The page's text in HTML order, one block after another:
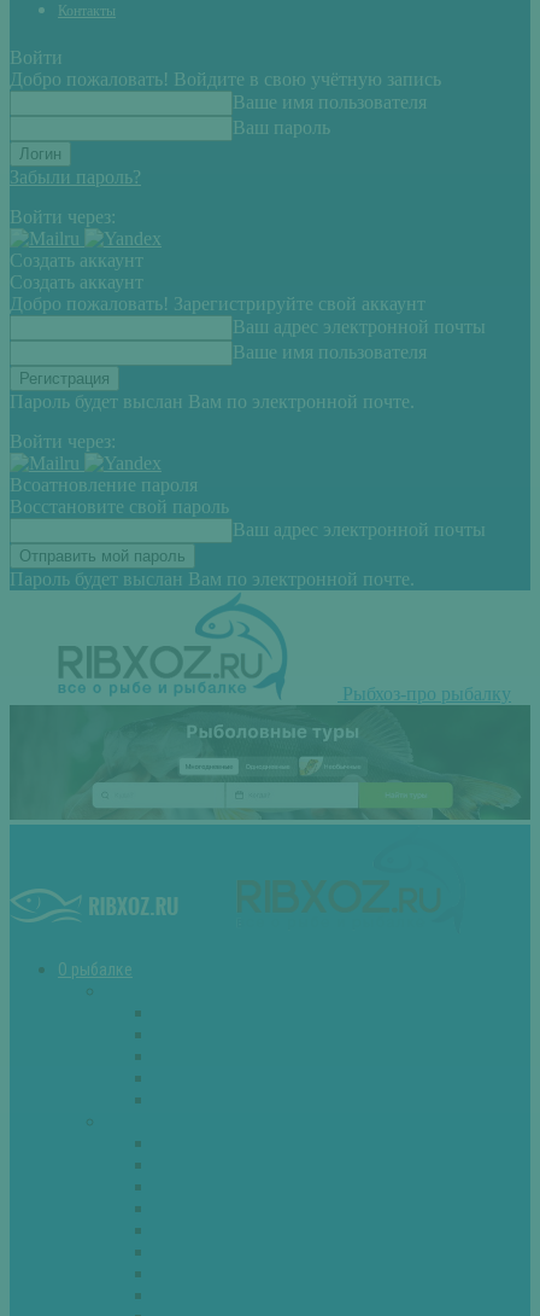
Контакты
Войти
Добро пожаловать! Войдите в свою учётную запись
Ваше имя пользователя
Ваш пароль
Забыли пароль?
Войти через:
Создать аккаунт
Создать аккаунт
Добро пожаловать! Зарегистрируйте свой аккаунт
Ваш адрес электронной почты
Ваше имя пользователя
Пароль будет выслан Вам по электронной почте.
Войти через:
Всоатновление пароля
Восстановите свой пароль
Ваш адрес электронной почты
Пароль будет выслан Вам по электронной почте.
Рыбхоз-про рыбалку
О рыбалке